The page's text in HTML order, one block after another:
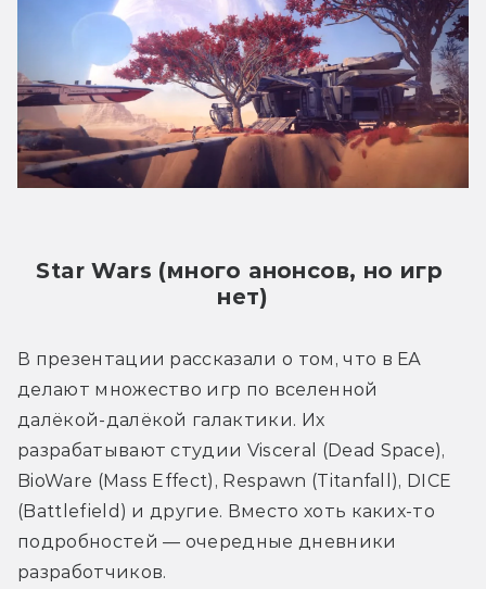
Star Wars (много анонсов, но игр
нет)
В презентации рассказали о том, что в ЕА
делают множество игр по вселенной
далёкой-далёкой галактики. Их
разрабатывают студии Visceral (Dead Space),
BioWare (Mass Effect), Respawn (Titanfall), DICE
(Battlefield) и другие. Вместо хоть каких-то
подробностей — очередные дневники
разработчиков.